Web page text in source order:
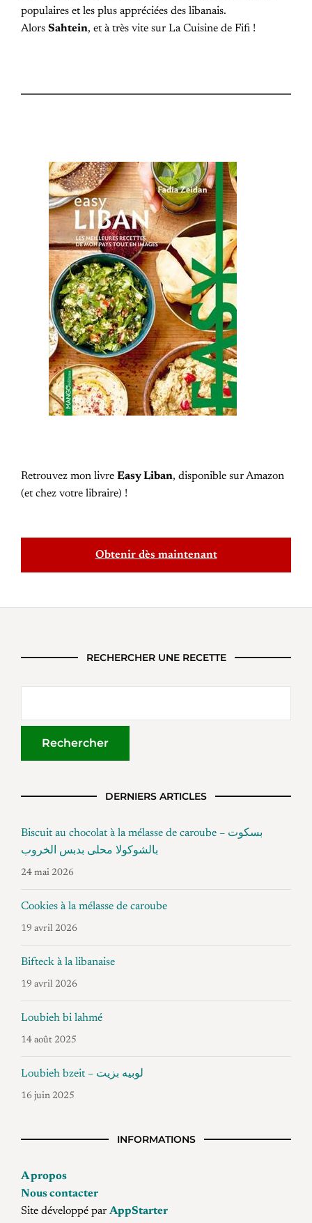
populaires et les plus appréciées des libanais.
Alors Sahtein, et à très vite sur La Cuisine de Fifi !
Retrouvez mon livre Easy Liban, disponible sur Amazon
(et chez votre libraire) !
Obtenir dès maintenant
RECHERCHER UNE RECETTE
DERNIERS ARTICLES
Biscuit au chocolat à la mélasse de caroube – بسكوت
بالشوكولا محلى بدبس الخروب
24 mai 2026
Cookies à la mélasse de caroube
19 avril 2026
Bifteck à la libanaise
19 avril 2026
Loubieh bi lahmé
14 août 2025
Loubieh bzeit – لوبيه بزيت
16 juin 2025
INFORMATIONS
A propos
Nous contacter
Site développé par AppStarter